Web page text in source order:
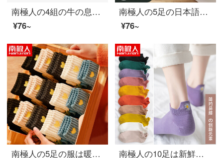
南極人の4組の牛の息の天を突く男性の靴下の長い靴下の男性の赤色の本命のカップルの贈り物の箱の靴下の新年の赤い靴下の漫画ins牛年運動の靴下の男性の秋冬の中で靴下の潮
¥76~
南極人の5足の日本語学部の女性の靴下の長い靴下の女性の縞の純色の冬の保温する靴下のウサギの毛の中で靴下の女性の山の靴下の睡眠の靴下の百足の平均サイズ
¥76~
南極人の5足の服は暖かくて、冬の日は愛の女性の靴下の女性の靴下の厚いウールの保温の中で靴下の女性のストッキングの文芸の月子の靴下の睡眠の靴下の秋冬のファッションの平均サイズを結びます。
南極人の10足は新鮮なマカロン色の女性の靴下の女性の靴下の女性の潮流のヒナギクの刺繍の船の靴下の女性の秋季の浅い口が高くて耳を持って保護しますと短い靴下の日係の学院の風